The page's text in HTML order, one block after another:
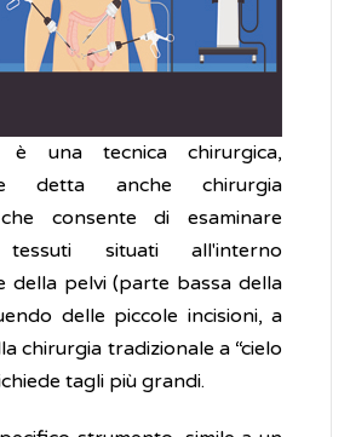
è una tecnica chirurgica,
detta anche chirurgia
che consente di esaminare
situati all'interno
della pelvi (parte bassa della
delle piccole incisioni, a
chirurgia tradizionale a “cielo
tagli più grandi.